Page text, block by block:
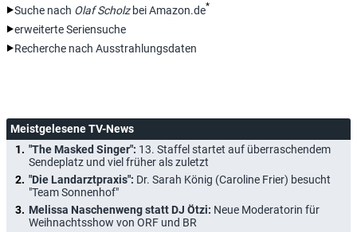
Suche nach Olaf Scholzbei Amazon.de*
erweiterte Seriensuche
Recherche nach Ausstrahlungsdaten
Meistgelesene TV-News
"The Masked Singer": 13. Staffel startet auf überraschendem
Sendeplatz und viel früher als zuletzt
"Die Landarztpraxis": Dr. Sarah König (Caroline Frier) besucht
"Team Sonnenhof"
Melissa Naschenweng statt DJ Ötzi: Neue Moderatorin für
Weihnachtsshow von ORF und BR